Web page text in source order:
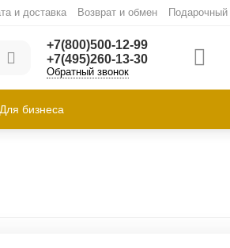
и доставка Возврат и обмен Подарочный
+7(800)500-12-99
+7(495)260-13-30
Обратный звонок
Для бизнеса